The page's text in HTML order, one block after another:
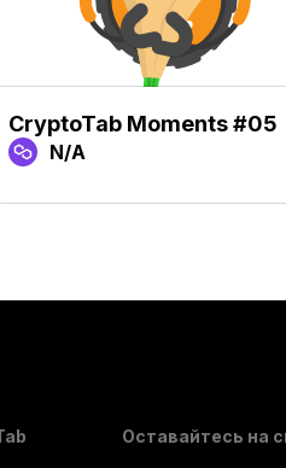
CryptoTab Moments #05
N/A
Оставайтесь на